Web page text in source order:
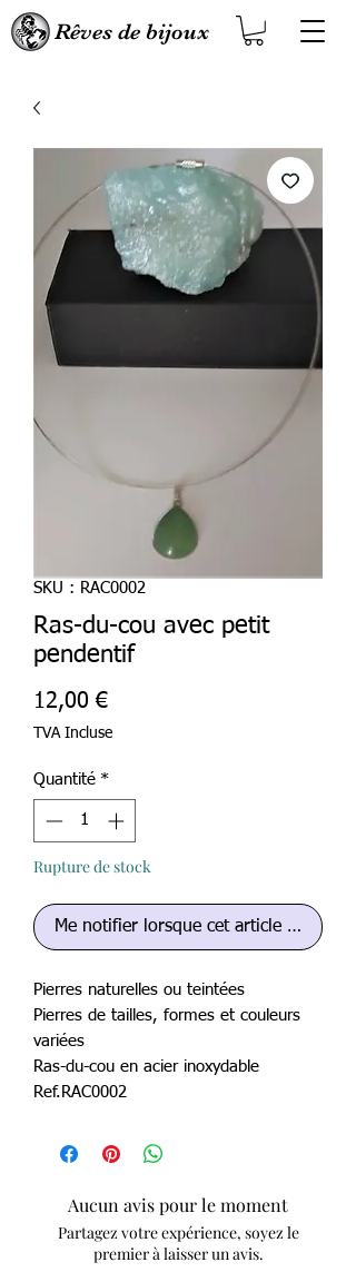
Rêves de bijoux
SKU : RAC0002
Ras-du-cou avec petit
pendentif
12,00 €Prix
TVA Incluse
Quantité *
Rupture de stock
Me notifier lorsque cet article est
Pierres naturelles ou teintées
Pierres de tailles, formes et couleurs
variées
Ras-du-cou en acier inoxydable
Ref.RAC0002
Aucun avis pour le moment
Partagez votre expérience, soyez le
premier à laisser un avis.